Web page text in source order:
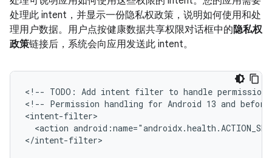
处理此 intent，并显示一份隐私权政策，说明如何使用和处
理用户数据。用户点按健康数据共享权限对话框中的隐私权
政策链接后，系统会向应用发送此 intent。
<!-- TODO: Add intent filter to handle
<!-- Permission handling for Android 13 and
<intent-filter>
<action
</intent-filter>